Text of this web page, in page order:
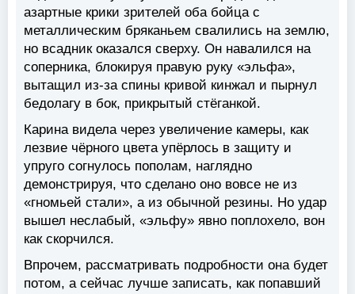
азартные крики зрителей оба бойца с
металлическим бряканьем свалились на землю,
но всадник оказался сверху. Он навалился на
соперника, блокируя правую руку «эльфа»,
вытащил из-за спины кривой кинжал и пырнул
бедолагу в бок, прикрытый стёганкой.
Карина видела через увеличение камеры, как
лезвие чёрного цвета упёрлось в защиту и
упруго согнулось пополам, наглядно
демонстрируя, что сделано оно вовсе не из
«гномьей стали», а из обычной резины. Но удар
вышел неслабый, «эльфу» явно поплохело, вон
как скорчился.
Впрочем, рассматривать подробности она будет
потом, а сейчас лучше записать, как попавший